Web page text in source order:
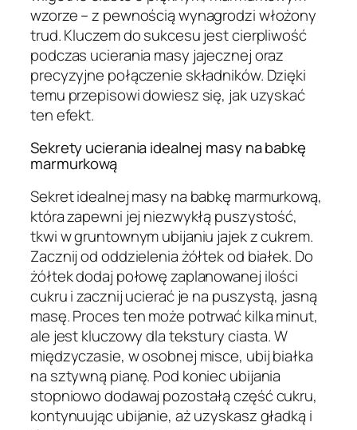
wzorze – z pewnością wynagrodzi włożony
trud. Kluczem do sukcesu jest cierpliwość
podczas ucierania masy jajecznej oraz
precyzyjne połączenie składników. Dzięki
temu przepisowi dowiesz się, jak uzyskać
ten efekt.
Sekrety ucierania idealnej masy na babkę
marmurkową
Sekret idealnej masy na babkę marmurkową,
która zapewni jej niezwykłą puszystość,
tkwi w gruntownym ubijaniu jajek z cukrem.
Zacznij od oddzielenia żółtek od białek. Do
żółtek dodaj połowę zaplanowanej ilości
cukru i zacznij ucierać je na puszystą, jasną
masę. Proces ten może potrwać kilka minut,
ale jest kluczowy dla tekstury ciasta. W
międzyczasie, w osobnej misce, ubij białka
na sztywną pianę. Pod koniec ubijania
stopniowo dodawaj pozostałą część cukru,
kontynuując ubijanie, aż uzyskasz gładką i